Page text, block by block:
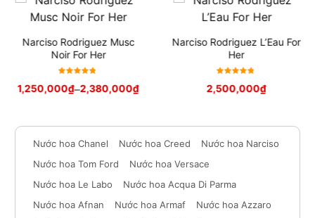
Narciso Rodriguez Musc
Noir For Her
hạng5
1,250,000₫–2,380,000₫
Narciso Rodriguez L’Eau For
Her
hạng5
2,500,000₫
Nước hoa Chanel Nước hoa Creed
Nước hoa Narciso
Nước hoa Tom Ford
Nước hoa Versace
Nước hoa Le Labo
Nước hoa Acqua Di Parma
Nước hoa Afnan
Nước hoa Armaf
Nước hoa Azzaro